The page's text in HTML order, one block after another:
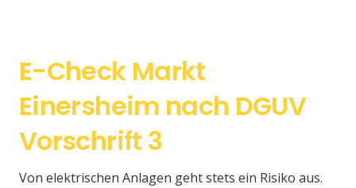
E-Check Markt
Einersheim nach DGUV
Vorschrift 3
Von elektrischen Anlagen geht stets ein Risiko aus.